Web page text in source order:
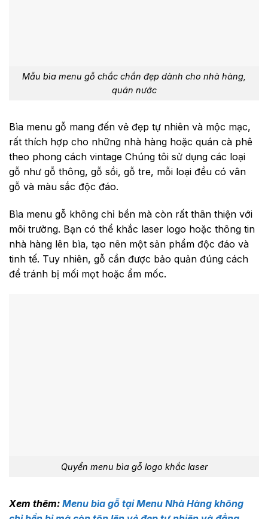
Mẫu bìa menu gỗ chắc chắn đẹp dành cho nhà hàng,
quán nước
Bìa menu gỗ mang đến vẻ đẹp tự nhiên và mộc mạc,
rất thích hợp cho những nhà hàng hoặc quán cà phê
theo phong cách vintage Chúng tôi sử dụng các loại
gỗ như gỗ thông, gỗ sồi, gỗ tre, mỗi loại đều có vân
gỗ và màu sắc độc đáo.
Bìa menu gỗ không chỉ bền mà còn rất thân thiện với
môi trường. Bạn có thể khắc laser logo hoặc thông tin
nhà hàng lên bìa, tạo nên một sản phẩm độc đáo và
tinh tế. Tuy nhiên, gỗ cần được bảo quản đúng cách
để tránh bị mối mọt hoặc ẩm mốc.
Quyển menu bìa gỗ logo khắc laser
Xem thêm: Menu bìa gỗ tại Menu Nhà Hàng không